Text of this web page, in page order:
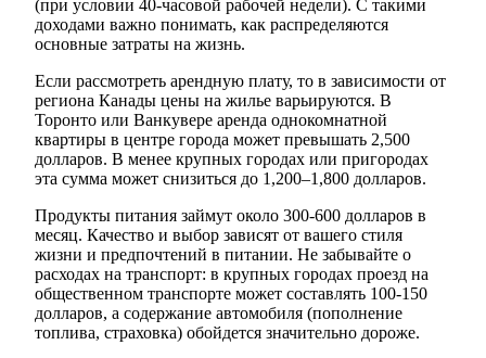
(при условии 40-часовой рабочей недели). С такими
доходами важно понимать, как распределяются
основные затраты на жизнь.
Если рассмотреть арендную плату, то в зависимости от
региона Канады цены на жилье варьируются. В
Торонто или Ванкувере аренда однокомнатной
квартиры в центре города может превышать 2,500
долларов. В менее крупных городах или пригородах
эта сумма может снизиться до 1,200–1,800 долларов.
Продукты питания займут около 300-600 долларов в
месяц. Качество и выбор зависят от вашего стиля
жизни и предпочтений в питании. Не забывайте о
расходах на транспорт: в крупных городах проезд на
общественном транспорте может составлять 100-150
долларов, а содержание автомобиля (пополнение
топлива, страховка) обойдется значительно дороже.